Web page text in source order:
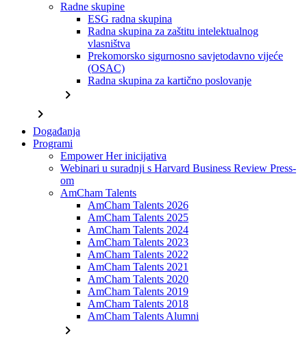
Radne skupine
ESG radna skupina
Radna skupina za zaštitu intelektualnog
vlasništva
Prekomorsko sigurnosno savjetodavno vijeće
(OSAC)
Radna skupina za kartično poslovanje
chevron_right
chevron_right
Događanja
Programi
Empower Her inicijativa
Webinari u suradnji s Harvard Business Review Press-
om
AmCham Talents
AmCham Talents 2026
AmCham Talents 2025
AmCham Talents 2024
AmCham Talents 2023
AmCham Talents 2022
AmCham Talents 2021
AmCham Talents 2020
AmCham Talents 2019
AmCham Talents 2018
AmCham Talents Alumni
chevron_right